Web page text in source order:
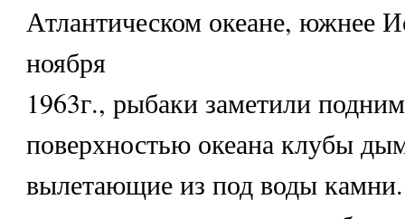
Атлантическом океане, южнее
ноября
1963г., рыбаки заметили
поверхностью океана клубы
вылетающие из под воды